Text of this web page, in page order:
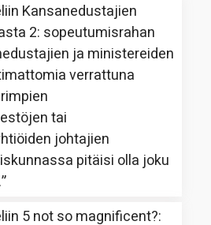
Kansanedustajien
2: sopeutumisrahan
ja ministereiden
verrattuna
tai
johtajien
pitäisi olla joku
”
5 not so magnificent?: